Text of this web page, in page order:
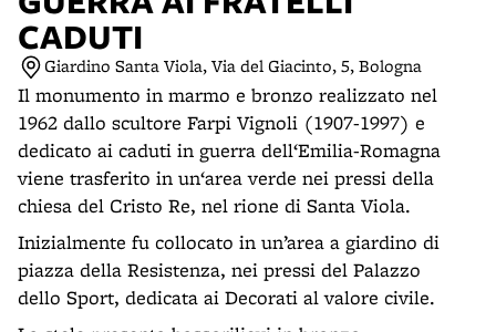
CADUTI
Giardino Santa Viola, Via del Giacinto, 5, Bologna
Il monumento in marmo e bronzo realizzato nel
1962 dallo scultore Farpi Vignoli (1907-1997) e
dedicato ai caduti in guerra dell‘Emilia-Romagna
viene trasferito in un‘area verde nei pressi della
chiesa del Cristo Re, nel rione di Santa Viola.
Inizialmente fu collocato in un’area a giardino di
piazza della Resistenza, nei pressi del Palazzo
dello Sport, dedicata ai Decorati al valore civile.